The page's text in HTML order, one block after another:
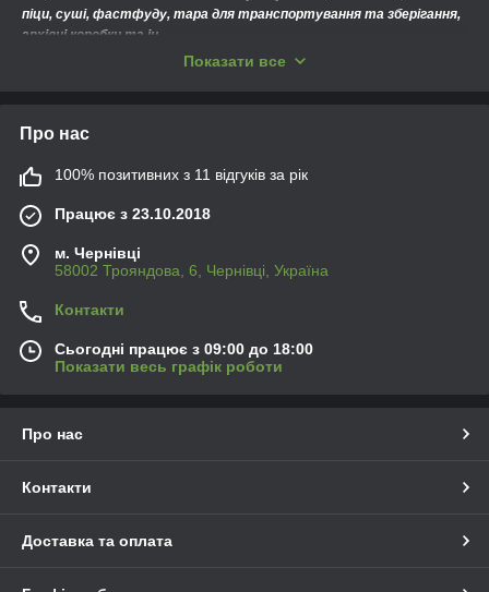
піци, суші, фастфуду, тара для транспортування та зберігання,
архівні коробки та ін.
Приємні реальні ціни, висока якість продукту та оперативність
Показати все
Про нас
100% позитивних з 11 відгуків за рік
Працює з 23.10.2018
м. Чернівці
58002 Трояндова, 6, Чернівці, Україна
Контакти
Сьогодні працює з 09:00 до 18:00
Показати весь графік роботи
Про нас
Контакти
Доставка та оплата